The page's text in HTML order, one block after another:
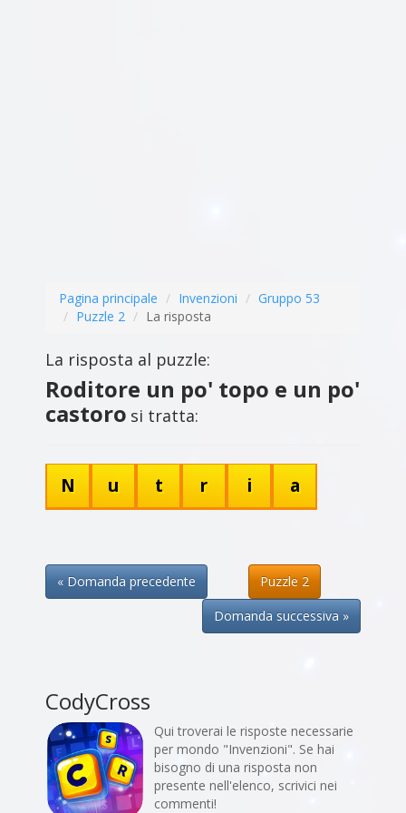
Pagina principale Invenzioni
Gruppo 53
Puzzle 2
La risposta
La risposta al puzzle:
Roditore un po' topo e un po'
castoro si tratta:
N u t r i a
« Domanda precedente
Puzzle 2
Domanda successiva »
CodyCross
Qui troverai le risposte necessarie
per mondo "Invenzioni". Se hai
bisogno di una risposta non
presente nell'elenco, scrivici nei
commenti!